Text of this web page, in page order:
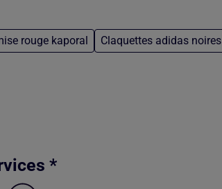
rouge kaporal
Claquettes adidas noires
*